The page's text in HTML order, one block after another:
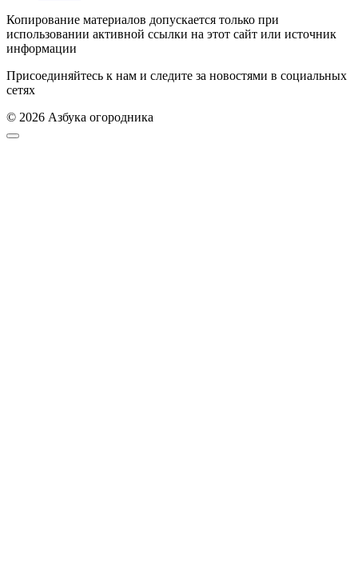
Копирование материалов допускается только при
использовании активной ссылки на этот сайт или источник
информации
Присоединяйтесь к нам и следите за новостями в социальных
сетях
© 2026 Азбука огородника